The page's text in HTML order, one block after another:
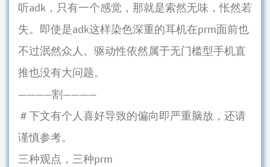
听adk，只有一个感觉，那就是索然无味，怅然若
失。即使是adk这样染色深重的耳机在prm面前也
不过泯然众人。驱动性依然属于无门槛型手机直
推也没有大问题。
————割————
＃下文有个人喜好导致的偏向即严重脑放，还请
谨慎参考。
三种观点，三种prm